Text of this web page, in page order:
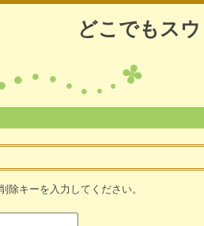
どこでもス
除キーを入力してください。